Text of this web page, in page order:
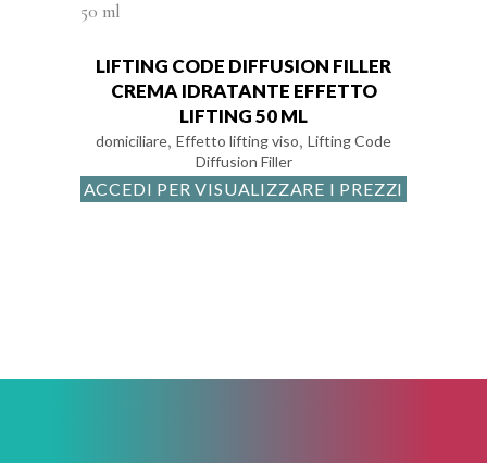
LIFTING CODE DIFFUSION FILLER
CREMA IDRATANTE EFFETTO
LIFTING 50 ML
domiciliare, Effetto lifting viso, Lifting Code
Diffusion Filler
ACCEDI PER VISUALIZZARE I PREZZI